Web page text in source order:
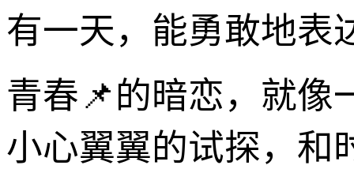
有一天，能勇敢地表
青春📌的暗恋，就像
小心翼翼的试探，和